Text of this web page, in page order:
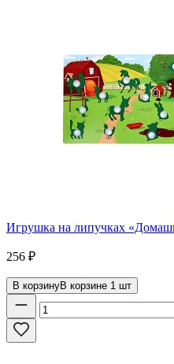
Игрушка на липучках
256 ₽
В корзинуВ корзине 1 шт